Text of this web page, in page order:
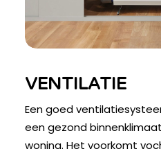
VENTILATIE
Een goed
een gezond
woning. Het voorkomt